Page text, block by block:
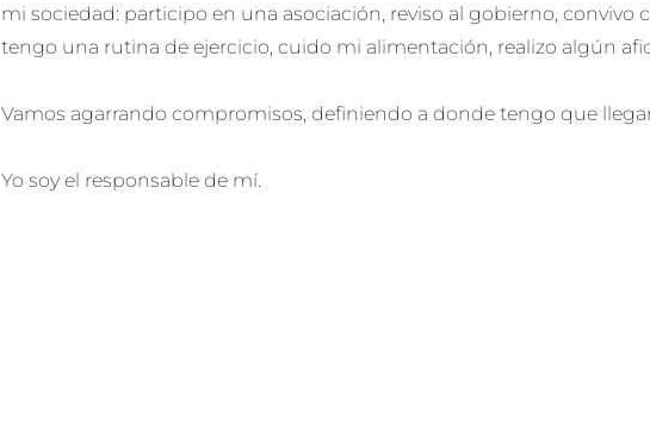
mi sociedad: participo en una asociación, reviso al gobierno, convivo
tengo una rutina de ejercicio, cuido mi alimentación, realizo algún
Vamos agarrando compromisos, definiendo a donde tengo que
Yo soy el responsable de mí.